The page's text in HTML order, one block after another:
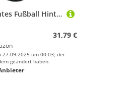
Zkydhbd Leichtes Fußball Hinterwach Schutzausrüstung Für Sportler Mit Ergonomischer Krümmung Während Der Sportaktivität Jugendfußball Sicherheitsausrüstung
31,79 €
um 00:03; der
geändert haben.